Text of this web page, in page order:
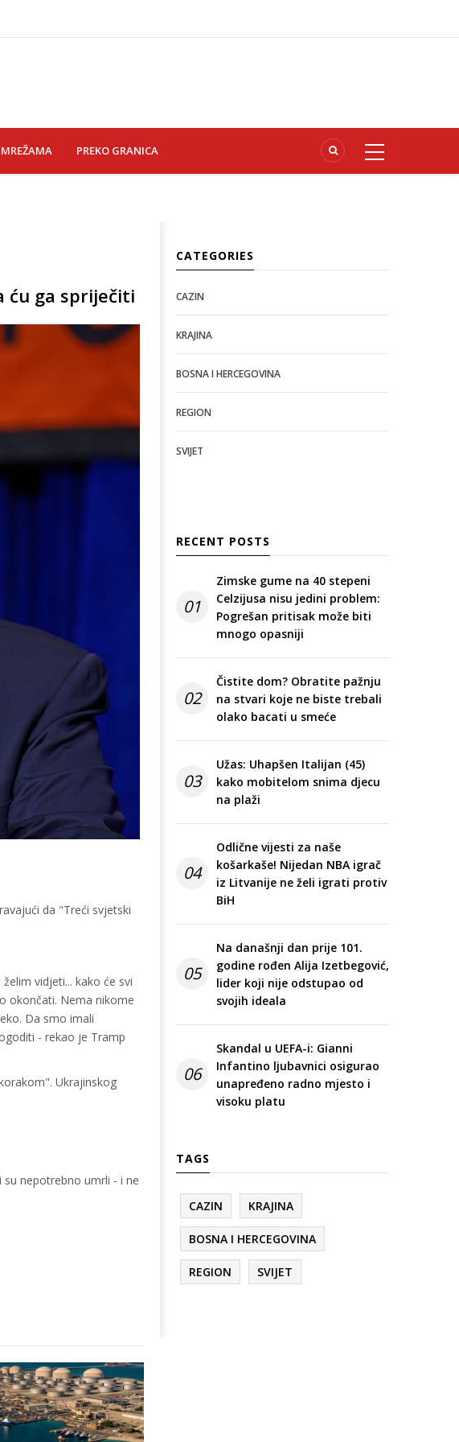
biti
od svojih
PREKO GRANICA
ću ga spriječiti
da "Treći svjetski
vidjeti... kako će svi
okončati. Nema nikome
Da smo imali
- rekao je Tramp
Ukrajinskog
nepotrebno umrli - i ne
CATEGORIES
CAZIN
KRAJINA
BOSNA I HERCEGOVINA
REGION
SVIJET
RECENT POSTS
01
Zimske gume na 40 stepeni
Celzijusa nisu jedini problem:
Pogrešan pritisak može biti
mnogo opasniji
02
Čistite dom? Obratite pažnju
na stvari koje ne biste trebali
olako bacati u smeće
03
Užas: Uhapšen Italijan (45)
kako mobitelom snima djecu
na plaži
04
Odlične vijesti za naše
košarkaše! Nijedan NBA igrač
iz Litvanije ne želi igrati protiv
BiH
05
Na današnji dan prije 101.
godine rođen Alija Izetbegović,
lider koji nije odstupao od
svojih ideala
06
Skandal u UEFA-i: Gianni
Infantino ljubavnici osigurao
unapređeno radno mjesto i
visoku platu
TAGS
CAZIN KRAJINA
BOSNA I HERCEGOVINA
REGION SVIJET